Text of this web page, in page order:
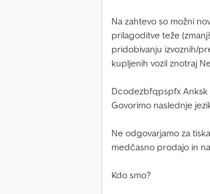
Na zahtevo so možni
prilagoditve teže
pridobivanju izvoznih/
kupljenih vozil znotraj
Dcodezbfqpspfx Anksk
Govorimo naslednje
Ne odgovarjamo za
medčasno prodajo in
Kdo smo?